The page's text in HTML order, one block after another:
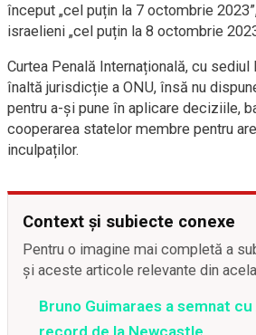
început „cel puțin la 7 octombrie
israelieni „cel puțin la 8 octombrie
Curtea Penală Internațională, cu
înaltă jurisdicție a ONU, însă nu
pentru a-și pune în aplicare deciziile,
cooperarea statelor membre pentru
inculpaților.
Context și subiecte conexe
Pentru o imagine mai completă a
și aceste articole relevante din
Bruno Guimaraes a semnat